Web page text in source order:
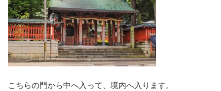
こちらの門から中へ入って、境内へ入ります。